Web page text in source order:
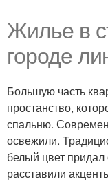
Жилье в
городе
Большую часть
простанство,
спальню.
освежили.
белый цвет
расставили